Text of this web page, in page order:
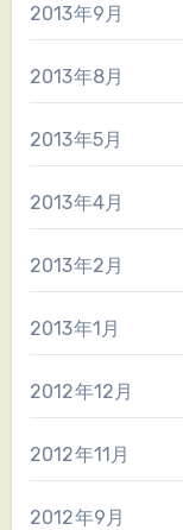
2013年9月
2013年8月
2013年5月
2013年4月
2013年2月
2013年1月
2012年12月
2012年11月
2012年9月